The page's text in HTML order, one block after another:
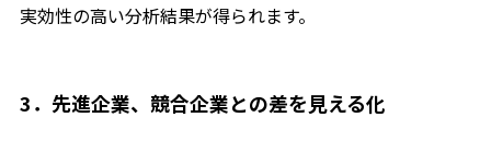
実効性の高い分析結果が得られます。
3．先進企業、競合企業との差を見える化